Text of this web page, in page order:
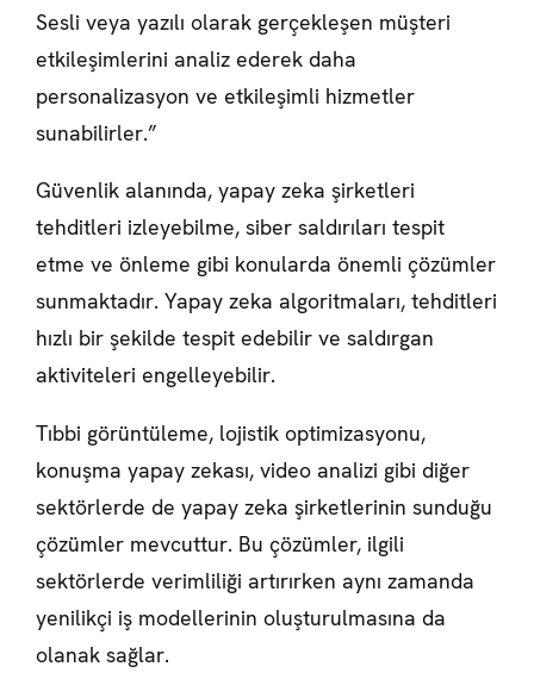
Sesli veya yazılı olarak gerçekleşen müşteri
etkileşimlerini analiz ederek daha
personalizasyon ve etkileşimli hizmetler
sunabilirler.”
Güvenlik alanında, yapay zeka şirketleri
tehditleri izleyebilme, siber saldırıları tespit
etme ve önleme gibi konularda önemli çözümler
sunmaktadır. Yapay zeka algoritmaları, tehditleri
hızlı bir şekilde tespit edebilir ve saldırgan
aktiviteleri engelleyebilir.
Tıbbi görüntüleme, lojistik optimizasyonu,
konuşma yapay zekası, video analizi gibi diğer
sektörlerde de yapay zeka şirketlerinin sunduğu
çözümler mevcuttur. Bu çözümler, ilgili
sektörlerde verimliliği artırırken aynı zamanda
yenilikçi iş modellerinin oluşturulmasına da
olanak sağlar.